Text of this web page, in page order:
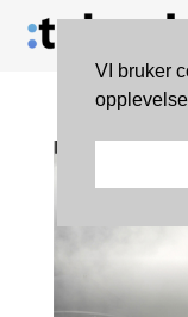
VI bruker